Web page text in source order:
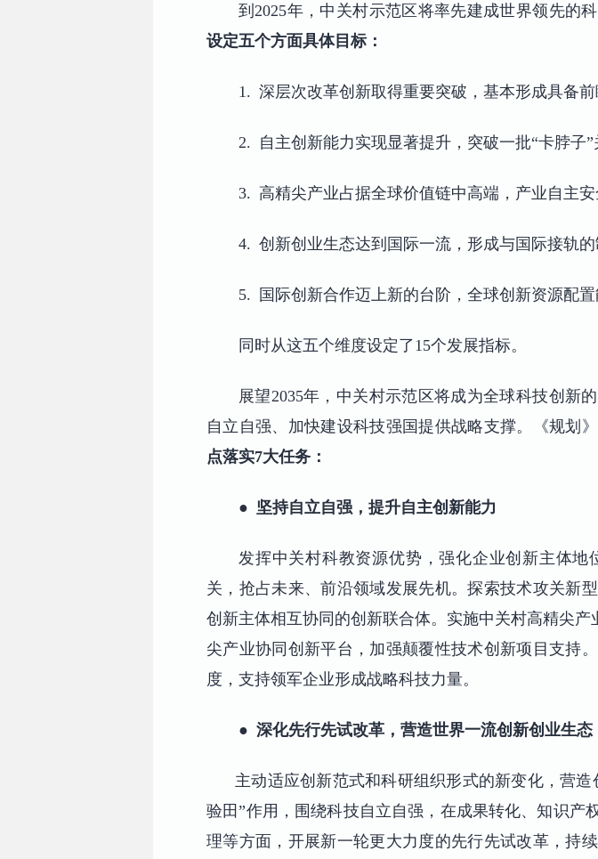
到2025年，中关村示范区将率先建成世界领先的
设定五个方面具体目标：
1. 深层次改革创新取得重要突破，基本形成具备
2. 自主创新能力实现显著提升，突破一批“卡脖子
3. 高精尖产业占据全球价值链中高端，产业自主
4. 创新创业生态达到国际一流，形成与国际接轨的
5. 国际创新合作迈上新的台阶，全球创新资源配
同时从这五个维度设定了15个发展指标。
展望2035年，中关村示范区将成为全球科技创新
自立自强、加快建设科技强国提供战略支撑。《规划
点落实7大任务：
● 坚持自立自强，提升自主创新能力
发挥中关村科教资源优势，强化企业创新主体
关，抢占未来、前沿领域发展先机。探索技术攻关新
创新主体相互协同的创新联合体。实施中关村高精尖
尖产业协同创新平台，加强颠覆性技术创新项目支持
度，支持领军企业形成战略科技力量。
● 深化先行先试改革，营造世界一流创新创业生态
主动适应创新范式和科研组织形式的新变化，营
验田”作用，围绕科技自立自强，在成果转化、知识
理等方面，开展新一轮更大力度的先行先试改革，持